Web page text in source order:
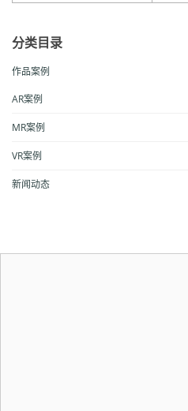
分类目录
作品案例
AR案例
MR案例
VR案例
新闻动态